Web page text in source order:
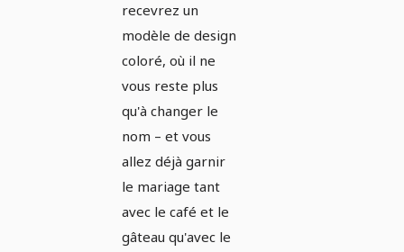
recevrez un
modèle de design
coloré, où il ne
vous reste plus
qu'à changer le
nom – et vous
allez déjà garnir
le mariage tant
avec le café et le
gâteau qu'avec le